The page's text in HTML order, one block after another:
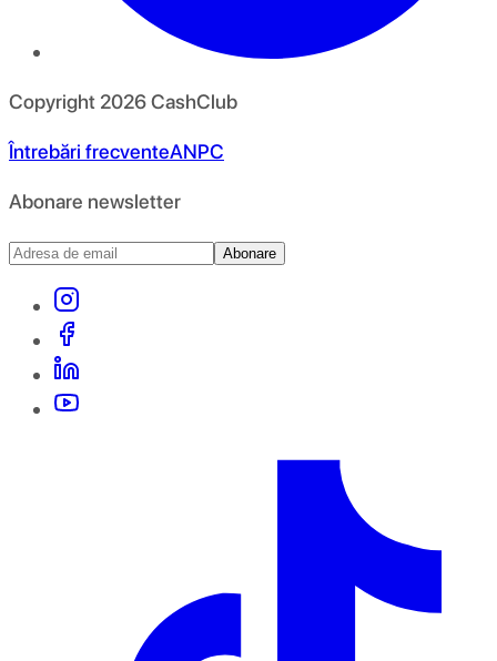
Copyright 2026CashClub
Întrebări frecventeANPC
Abonare newsletter
Abonare